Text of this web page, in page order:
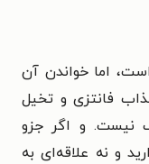
اما خواندن آن
فانتزی و تخیل
نیست. و اگر جزو
و نه علاقه‌ای به